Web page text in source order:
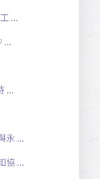
...
...
...
永 ...
協 ...